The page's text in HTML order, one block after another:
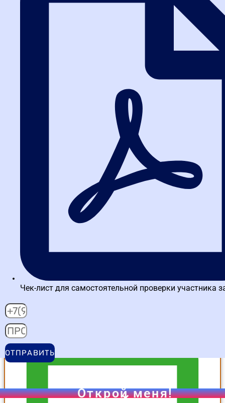
поиск закупки по заданным условиям
проверка результата в интерактивном задании
Подробнее о тренажере
Чек-лист для самостоятельной проверки участника
ОТПРАВИТЬ
Открой меня!